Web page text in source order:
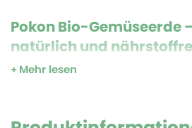
Pokon Bio-Gemüseerde
natürlich und
Die Pokon Bio-Gemüseerde ist ein
Mehr lesen